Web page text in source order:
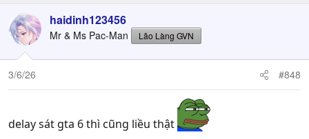
haidinh123456
Mr & Ms Pac-Man Lão Làng GVN
3/6/26 #848
delay sát gta 6 thì cũng liều thật